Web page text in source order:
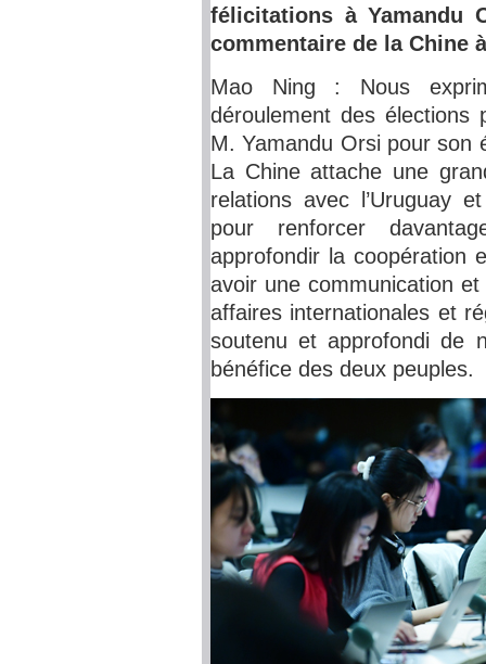
félicitations à Yamandu
commentaire de la Chine
Mao Ning : Nous
déroulement des élections
M. Yamandu Orsi pour son
La Chine attache une
relations avec l’Uruguay
pour renforcer
approfondir la coopération
avoir une communication
affaires internationales et
soutenu et approfondi de
bénéfice des deux peuples.